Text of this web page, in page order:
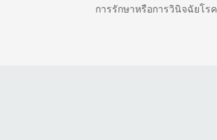
การรักษาหรือการวินิจฉัยโรค